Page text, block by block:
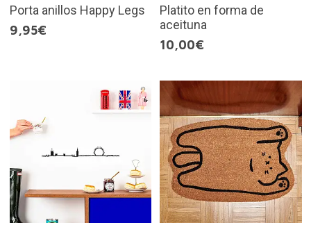
Porta anillos Happy Legs
9,95€
Platito en forma de
aceituna
10,00€